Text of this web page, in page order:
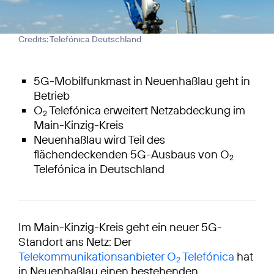
Credits: Telefónica Deutschland
5G-Mobilfunkmast in Neuenhaßlau geht in
Betrieb
O2Telefónica erweitert Netzabdeckung im
Main-Kinzig-Kreis
Neuenhaßlau wird Teil des
flächendeckenden 5G-Ausbaus von O2
Telefónica in Deutschland
Im Main-Kinzig-Kreis geht ein neuer 5G-
Standort ans Netz: Der
Telekommunikationsanbieter O2Telefónica hat
in Neuenhaßlau einen bestehenden